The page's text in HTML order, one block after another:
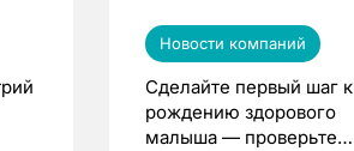
Новости компаний
Сделайте первый шаг к
рождению здорового
малыша — проверьте